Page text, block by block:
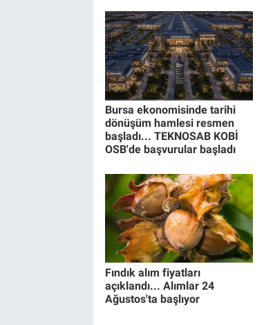
Bursa ekonomisinde tarihi
dönüşüm hamlesi resmen
başladı... TEKNOSAB KOBİ
OSB'de başvurular başladı
Fındık alım fiyatları
açıklandı... Alımlar 24
Ağustos'ta başlıyor